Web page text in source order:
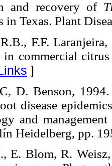
and recovery of
in Texas. Plant
F.F.
in commercial
]
D. Benson,
disease
and
Heidelberg,
E. Blom, R.